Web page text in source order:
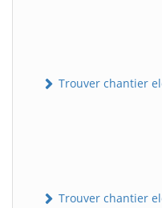
Trouver chantier
Trouver chantier